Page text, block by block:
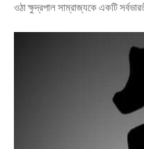
ওঠা ক্ষুদ্রপাল সাম্রাজ্যকে একটি